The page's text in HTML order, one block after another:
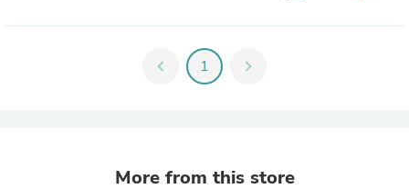
chevron_left 1 chevron_right
More from this store